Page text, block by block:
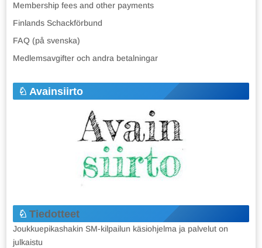
Membership fees and other payments
Finlands Schackförbund
FAQ (på svenska)
Medlemsavgifter och andra betalningar
Avainsiirto
Tiedotteet
Joukkuepikashakin SM-kilpailun käsiohjelma ja palvelut on
julkaistu